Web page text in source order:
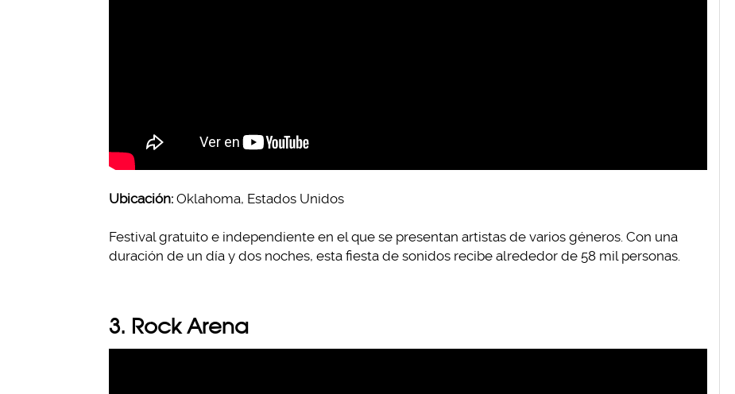
Ubicación: Oklahoma, Estados Unidos
Festival gratuito e independiente en el que se presentan artistas de varios géneros. Con una
duración de un día y dos noches, esta fiesta de sonidos recibe alrededor de 58 mil personas.
3. Rock Arena